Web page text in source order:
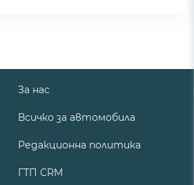
За нас
Всичко за автомобила
Редакционна политика
ГТП CRM